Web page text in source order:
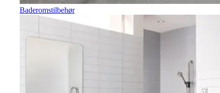
Baderomstilbehør